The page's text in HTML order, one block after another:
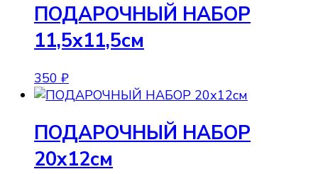
ПОДАРОЧНЫЙ НАБОР
11,5х11,5см
350 ₽
ПОДАРОЧНЫЙ НАБОР
20х12см